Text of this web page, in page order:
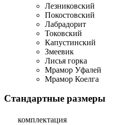
Лезниковский
Покостовский
Лабрадорит
Токовский
Капустинский
Змеевик
Лисья горка
Мрамор Уфалей
Мрамор Коелга
Стандартные размеры
комплектация